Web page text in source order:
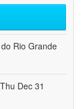
Rio Grande
Dec 31